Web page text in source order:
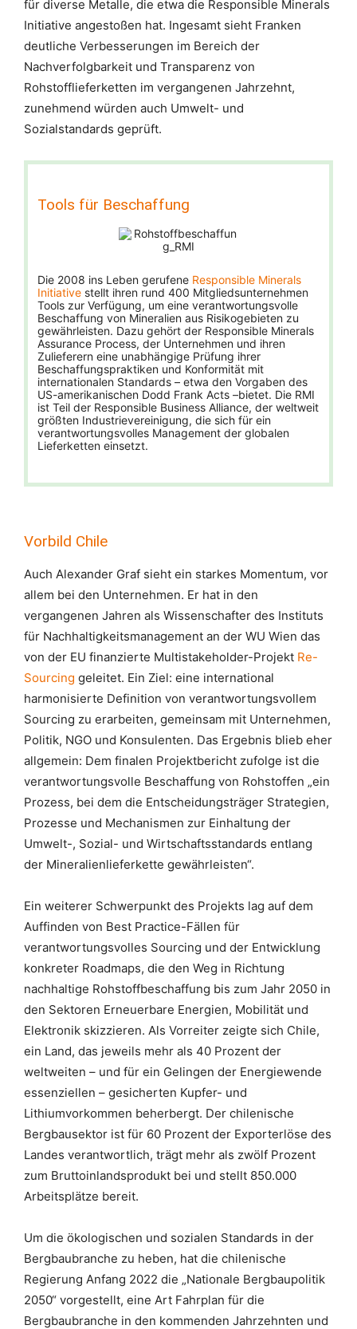
für diverse Metalle, die etwa die Responsible Minerals
Initiative angestoßen hat. Ingesamt sieht Franken
deutliche Verbesserungen im Bereich der
Nachverfolgbarkeit und Transparenz von
Rohstofflieferketten im vergangenen Jahrzehnt,
zunehmend würden auch Umwelt- und
Sozialstandards geprüft.
Tools für Beschaffung
Die 2008 ins Leben gerufene Responsible Minerals
Initiative stellt ihren rund 400 Mitgliedsunternehmen
Tools zur Verfügung, um eine verantwortungsvolle
Beschaffung von Mineralien aus Risikogebieten zu
gewährleisten. Dazu gehört der Responsible Minerals
Assurance Process, der Unternehmen und ihren
Zulieferern eine unabhängige Prüfung ihrer
Beschaffungspraktiken und Konformität mit
internationalen Standards – etwa den Vorgaben des
US-amerikanischen Dodd Frank Acts –bietet. Die RMI
ist Teil der Responsible Business Alliance, der weltweit
größten Industrievereinigung, die sich für ein
verantwortungsvolles Management der globalen
Lieferketten einsetzt.
Vorbild Chile
Auch Alexander Graf sieht ein starkes Momentum, vor
allem bei den Unternehmen. Er hat in den
vergangenen Jahren als Wissenschafter des Instituts
für Nachhaltigkeitsmanagement an der WU Wien das
von der EU finanzierte Multistakeholder-Projekt Re-
Sourcing geleitet. Ein Ziel: eine international
harmonisierte Definition von verantwortungsvollem
Sourcing zu erarbeiten, gemeinsam mit Unternehmen,
Politik, NGO und Konsulenten. Das Ergebnis blieb eher
allgemein: Dem finalen Projektbericht zufolge ist die
verantwortungsvolle Beschaffung von Rohstoffen „ein
Prozess, bei dem die Entscheidungsträger Strategien,
Prozesse und Mechanismen zur Einhaltung der
Umwelt-, Sozial- und Wirtschaftsstandards entlang
der Mineralienlieferkette gewährleisten“.
Ein weiterer Schwerpunkt des Projekts lag auf dem
Auffinden von Best Practice-Fällen für
verantwortungsvolles Sourcing und der Entwicklung
konkreter Roadmaps, die den Weg in Richtung
nachhaltige Rohstoffbeschaffung bis zum Jahr 2050 in
den Sektoren Erneuerbare Energien, Mobilität und
Elektronik skizzieren. Als Vorreiter zeigte sich Chile,
ein Land, das jeweils mehr als 40 Prozent der
weltweiten – und für ein Gelingen der Energiewende
essenziellen – gesicherten Kupfer- und
Lithiumvorkommen beherbergt. Der chilenische
Bergbausektor ist für 60 Prozent der Exporterlöse des
Landes verantwortlich, trägt mehr als zwölf Prozent
zum Bruttoinlandsprodukt bei und stellt 850.000
Arbeitsplätze bereit.
Um die ökologischen und sozialen Standards in der
Bergbaubranche zu heben, hat die chilenische
Regierung Anfang 2022 die „Nationale Bergbaupolitik
2050“ vorgestellt, eine Art Fahrplan für die
Bergbaubranche in den kommenden Jahrzehnten und